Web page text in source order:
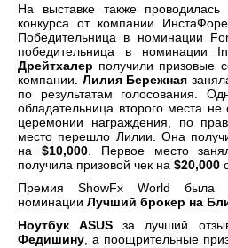
На выставке также
конкурса от компании
Победительница в номинации
победительница в номинации
Дрейтхалер получили призовые
компании. Лилия Бережная
по результатам голосования.
обладательница второго места не
церемонии награждения, по
место перешло Лилии. Она
на $10,000. Первое место
получила призовой чек на $20,000
Премия ShowFx World была
номинации Лучший брокер на
Ноутбук ASUS за лучший
Федишину , а поощрительные